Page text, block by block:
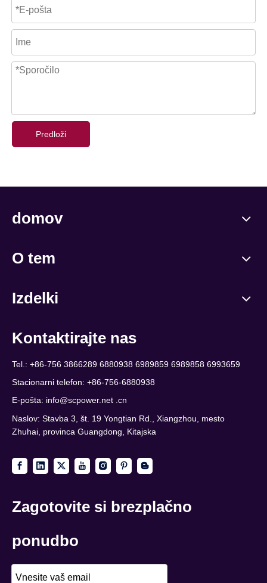
Predloži
domov
O tem
Izdelki
Kontaktirajte nas
Tel.: +86-756 3866289 6880938 6989859 6989858 6993659
Stacionarni telefon: +86-756-6880938
E-pošta: info@scpower.net .cn
Naslov: Stavba 3, št. 19 Yongtian Rd., Xiangzhou, mesto
Zhuhai, provinca Guangdong, Kitajska
Zagotovite si brezplačno
ponudbo